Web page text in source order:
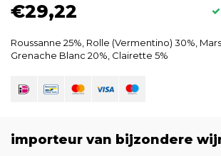
€29,22
Roussanne 25%, Rolle (Vermentino) 30%,
Grenache Blanc 20%, Clairette 5%
importeur van bijzondere